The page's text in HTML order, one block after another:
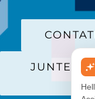
JUNTE-